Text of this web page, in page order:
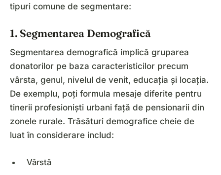
tipuri comune de segmentare:
1. Segmentarea Demografică
Segmentarea demografică implică gruparea
donatorilor pe baza caracteristicilor precum
vârsta, genul, nivelul de venit, educația și locația.
De exemplu, poți formula mesaje diferite pentru
tinerii profesioniști urbani față de pensionarii din
zonele rurale. Trăsături demografice cheie de
luat în considerare includ:
Vârstă